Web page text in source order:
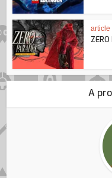
article
A